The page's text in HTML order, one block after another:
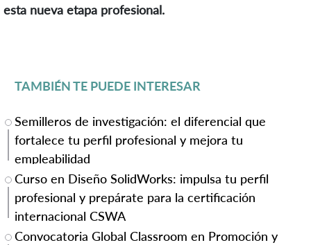
esta nueva etapa profesional.
TAMBIÉN TE PUEDE INTERESAR
Semilleros de investigación: el diferencial que
fortalece tu perfil profesional y mejora tu
empleabilidad
Curso en Diseño SolidWorks: impulsa tu perfil
profesional y prepárate para la certificación
internacional CSWA
Convocatoria Global Classroom en Promoción y